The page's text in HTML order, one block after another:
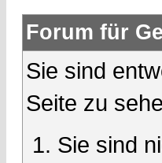
Forum für
Sie sind
Seite zu
Sie sind